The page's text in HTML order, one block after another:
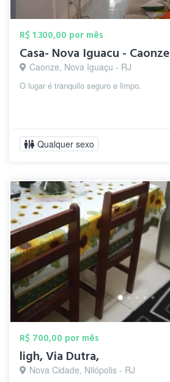
R$ 1.300,00 por mês
Casa- Nova Iguacu - Caonze
Caonze, Nova Iguaçu - RJ
O lugar é tranquilo seguro e limpo.
Qualquer sexo
R$ 700,00 por mês
ligh, Via Dutra,
Nova Cidade, Nilópolis - RJ